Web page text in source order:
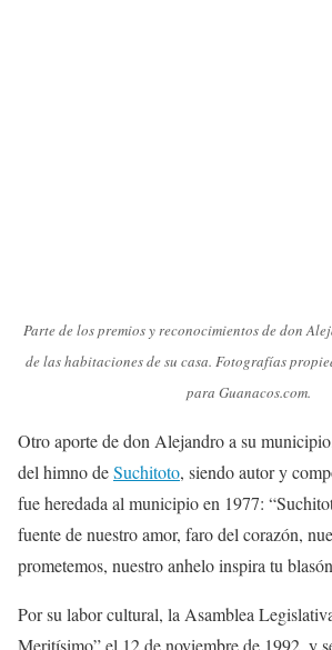
Parte de los premios y reconocimientos de don
de las habitaciones de su casa. Fotografías
para Guanacos.com.
Otro aporte de don Alejandro a su
del himno deSuchitoto, siendo autor y
fue heredada al municipio en 1977:
fuente de nuestro amor, faro del corazón,
prometemos, nuestro anhelo inspira tu
Por su labor cultural, la Asamblea
Meritísimo” el 12 de noviembre de 1992, y